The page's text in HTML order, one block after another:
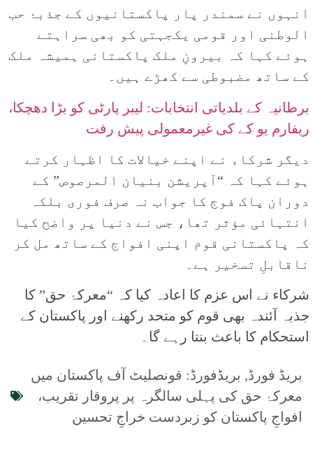
انہوں نے سمندر پار پاکستانیوں کے جذبۂ حب
الوطنی اور قومی یکجہتی کو بھی سراہتے
ہوئے کہا کہ بیرونِ ملک پاکستانی ہمیشہ ملک
کے ساتھ مضبوطی سے کھڑے ہیں۔
برطانیہ کے بلدیاتی انتخابات: لیبر پارٹی کو بڑا دھچکا،
ریفارم یو کے کی غیرمعمولی پیش رفت
دیگر شرکاء نے اپنے خیالات کا اظہار کرتے
ہوئے کہا کہ “آپریشن بنیان المرصوص” کے
دوران پاک فوج کا جواب نہ صرف فوری بلکہ
انتہائی مؤثر تھا، جس نے دنیا پر واضح کیا
کہ پاکستانی قوم اپنی افواج کے ساتھ مل کر
ناقابلِ تسخیر ہے۔
شرکاء نے اس عزم کا اعادہ کیا کہ “معرکۂ حق” کا
جذبہ آئندہ بھی قوم کو متحد رکھنے اور پاکستان کے
استحکام کا باعث بنتا رہے گا۔
بریڈ فورڈ, بریڈفورڈ: قونصلیٹ آف پاکستان میں
معرکۂ حق کی پہلی سالگرہ پر پروقار تقریب،
افواجِ پاکستان کو زبردست خراجِ تحسین